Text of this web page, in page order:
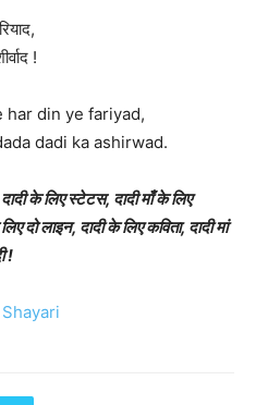
!
har din ye fariyad,
dadi ka ashirwad.
के लिए स्टेटस, दादी माँ के लिए
दो लाइन, दादी के लिए कविता, दादी मां
!